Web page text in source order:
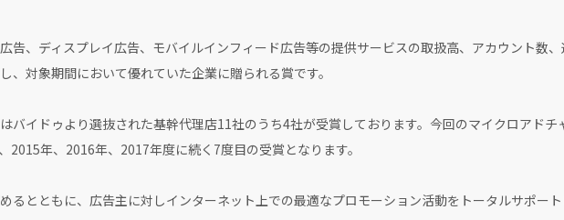
告、ディスプレイ広告、モバイルインフィード広告等の提供サービスの取扱高、アカウント数
、対象期間において優れていた企業に贈られる賞です。
バイドゥより選抜された基幹代理店11社のうち4社が受賞しております。今回のマイクロアドチ
年、2016年、2017年度に続く7度目の受賞となります。
るとともに、広告主に対しインターネット上での最適なプロモーション活動をトータルサポー